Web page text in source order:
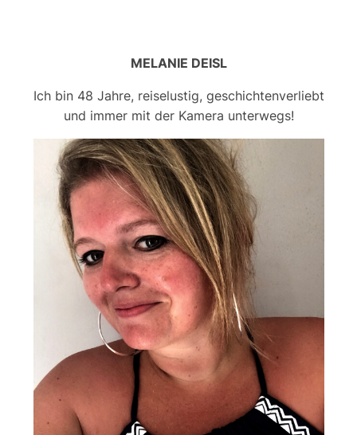
MELANIE DEISL
Ich bin 48 Jahre, reiselustig, geschichtenverliebt
und immer mit der Kamera unterwegs!